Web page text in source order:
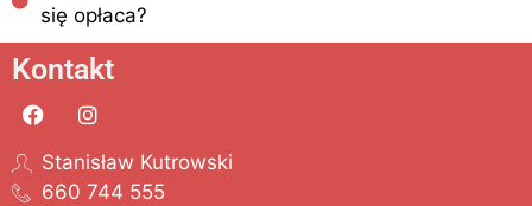
się opłaca?
Kontakt
Stanisław Kutrowski
660 744 555